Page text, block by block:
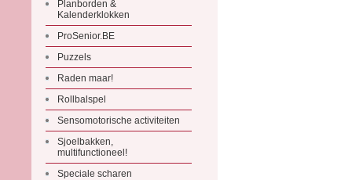
Planborden &
Kalenderklokken
ProSenior.BE
Puzzels
Raden maar!
Rollbalspel
Sensomotorische activiteiten
Sjoelbakken,
multifunctioneel!
Speciale scharen